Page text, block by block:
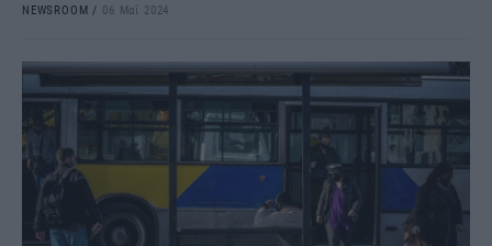
NEWSROOM / 06 Μαΐ 2024